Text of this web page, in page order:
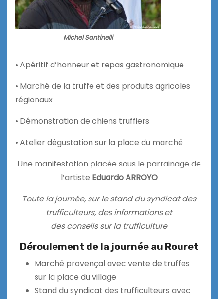
Michel Santinelli
• Apéritif d’honneur et repas gastronomique
• Marché de la truffe et des produits agricoles
régionaux
• Démonstration de chiens truffiers
• Atelier dégustation sur la place du marché
Une manifestation placée sous le parrainage de
l’artiste Eduardo ARROYO
Toute la journée, sur le stand du syndicat des
trufficulteurs, des informations et
des conseils sur la trufficulture
Déroulement de la journée au Rouret
Marché provençal avec vente de truffes
sur la place du village
Stand du syndicat des trufficulteurs avec